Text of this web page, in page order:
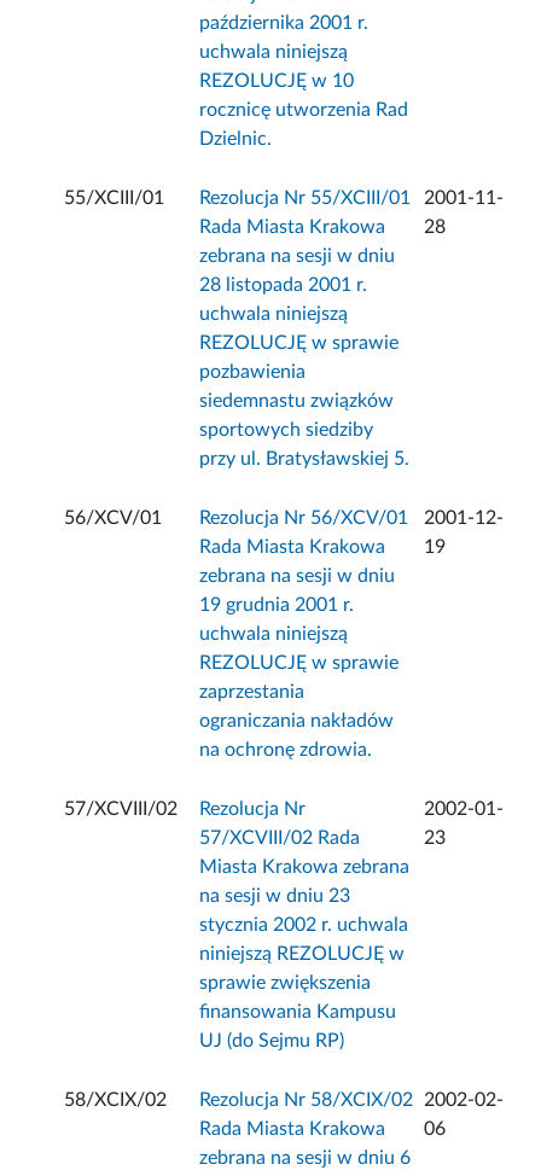
października 2001 r.
uchwala niniejszą
REZOLUCJĘ w 10
rocznicę utworzenia Rad
Dzielnic.
55/XCIII/01
Rezolucja Nr 55/XCIII/01
Rada Miasta Krakowa
zebrana na sesji w dniu
28 listopada 2001 r.
uchwala niniejszą
REZOLUCJĘ w sprawie
pozbawienia
siedemnastu związków
sportowych siedziby
przy ul. Bratysławskiej 5.
2001-11-
28
56/XCV/01
Rezolucja Nr 56/XCV/01
Rada Miasta Krakowa
zebrana na sesji w dniu
19 grudnia 2001 r.
uchwala niniejszą
REZOLUCJĘ w sprawie
zaprzestania
ograniczania nakładów
na ochronę zdrowia.
2001-12-
19
57/XCVIII/02
Rezolucja Nr
57/XCVIII/02 Rada
Miasta Krakowa zebrana
na sesji w dniu 23
stycznia 2002 r. uchwala
niniejszą REZOLUCJĘ w
sprawie zwiększenia
finansowania Kampusu
UJ (do Sejmu RP)
2002-01-
23
58/XCIX/02
Rezolucja Nr 58/XCIX/02
Rada Miasta Krakowa
zebrana na sesji w dniu 6
2002-02-
06